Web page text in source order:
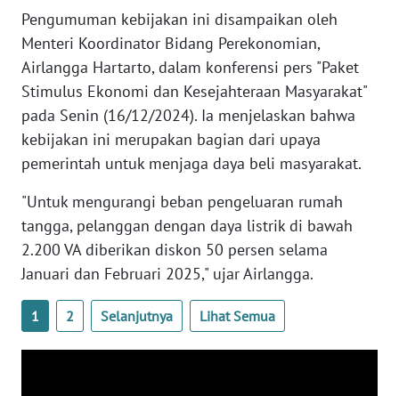
Pengumuman kebijakan ini disampaikan oleh
Menteri Koordinator Bidang Perekonomian,
Airlangga Hartarto, dalam konferensi pers "Paket
Stimulus Ekonomi dan Kesejahteraan Masyarakat"
pada Senin (16/12/2024). Ia menjelaskan bahwa
kebijakan ini merupakan bagian dari upaya
pemerintah untuk menjaga daya beli masyarakat.
"Untuk mengurangi beban pengeluaran rumah
tangga, pelanggan dengan daya listrik di bawah
2.200 VA diberikan diskon 50 persen selama
Januari dan Februari 2025," ujar Airlangga.
1 2 Selanjutnya Lihat Semua
SULTENG
WN
SULBAR
WN
WN
SUMBAR
WN
SUMSEL